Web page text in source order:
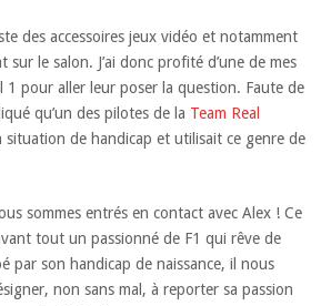
des accessoires jeux vidéo et notamment
sur le salon. J’ai donc profité d’une de mes
1 pour aller leur poser la question. Faute de
qu’un des pilotes de la Team Real
situation de handicap et utilisait ce genre de
sommes entrés en contact avec Alex ! Ce
tout un passionné de F1 qui rêve de
par son handicap de naissance, il nous
non sans mal, à reporter sa passion